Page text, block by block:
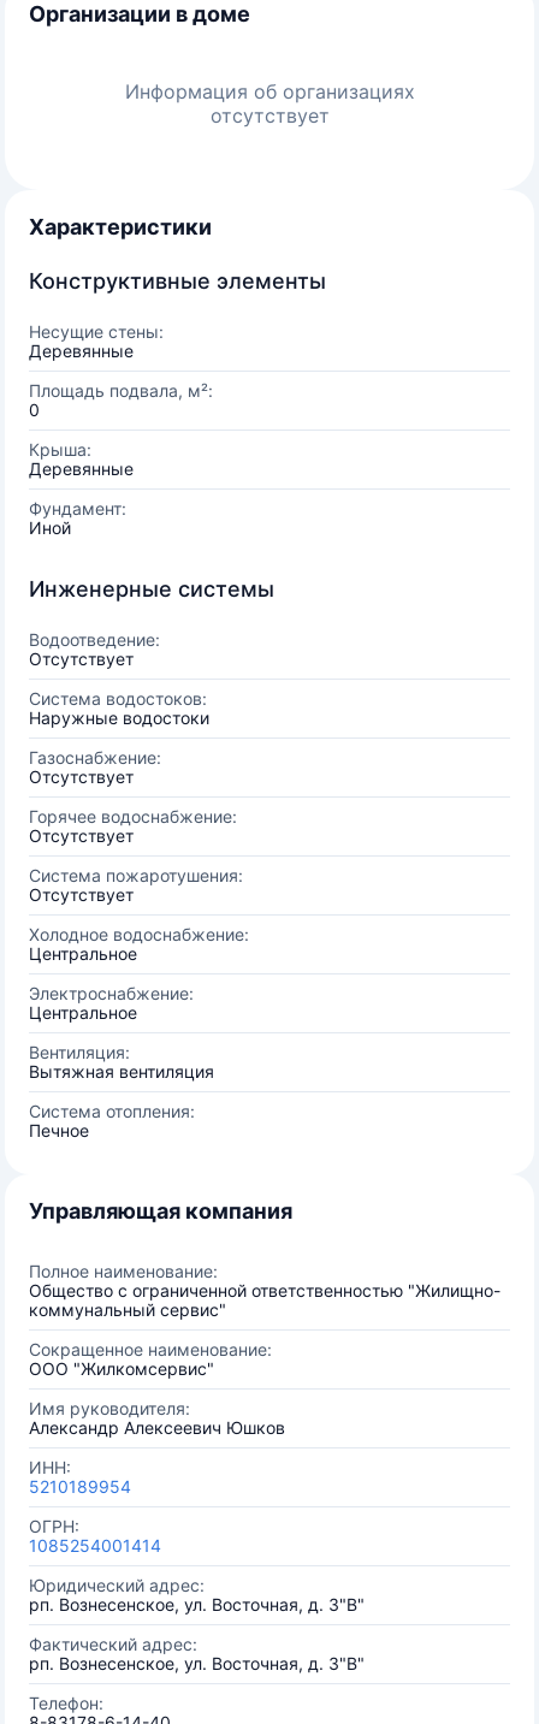
Организации в доме
Информация об организациях
отсутствует
Характеристики
Конструктивные элементы
Несущие стены:
Деревянные
Площадь подвала, м²:
0
Крыша:
Деревянные
Фундамент:
Иной
Инженерные системы
Водоотведение:
Отсутствует
Система водостоков:
Наружные водостоки
Газоснабжение:
Отсутствует
Горячее водоснабжение:
Отсутствует
Система пожаротушения:
Отсутствует
Холодное водоснабжение:
Центральное
Электроснабжение:
Центральное
Вентиляция:
Вытяжная вентиляция
Система отопления:
Печное
Управляющая компания
Полное наименование:
Общество с ограниченной ответственностью "Жилищно-
коммунальный сервис"
Сокращенное наименование:
ООО "Жилкомсервис"
Имя руководителя:
Александр Алексеевич Юшков
ИНН:
5210189954
ОГРН:
1085254001414
Юридический адрес:
рп. Вознесенское, ул. Восточная, д. 3"В"
Фактический адрес:
рп. Вознесенское, ул. Восточная, д. 3"В"
Телефон: